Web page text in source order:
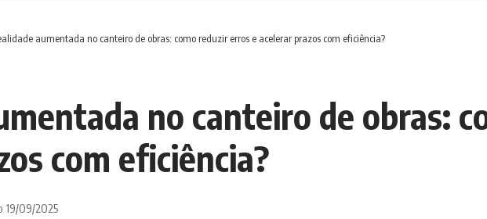
aumentada no canteiro de obras: como reduzir erros e acelerar prazos com eficiência?
no canteiro de obras:
com eficiência?
19/09/2025